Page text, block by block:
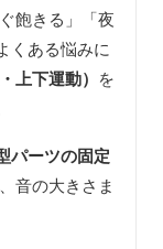
飽きる」「夜
くある悩みに
上下運動）
を
パーツの固定
音の大きさま